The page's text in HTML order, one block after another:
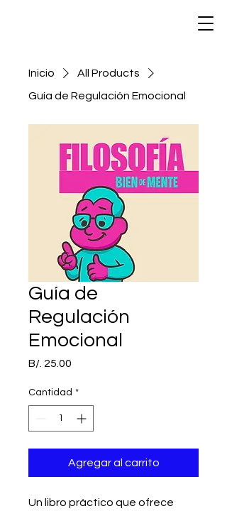
Inicio
All Products
Guía de Regulación Emocional
Guía de
Regulación
Emocional
B/. 25.00
Cantidad *
Agregar al carrito
Un libro práctico que ofrece